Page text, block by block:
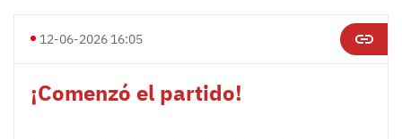
12-06-2026 16:05
¡Comenzó el partido!